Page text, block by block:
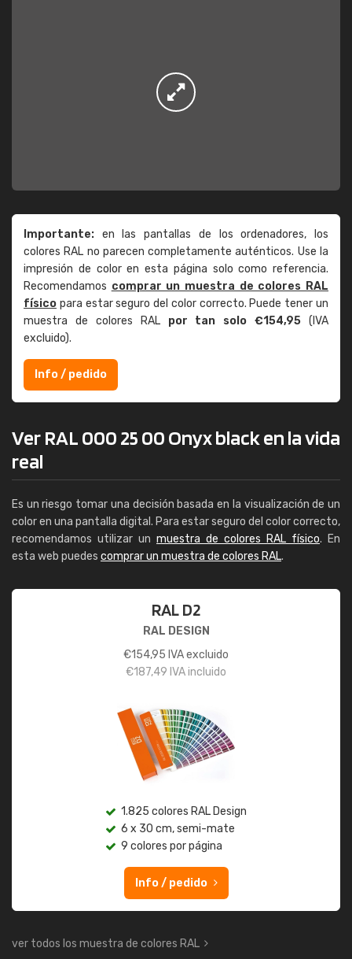
Importante: en las pantallas de los ordenadores, los
colores RAL no parecen completamente auténticos. Use la
impresión de color en esta página solo como referencia.
Recomendamos comprar un muestra de colores RAL
físico para estar seguro del color correcto. Puede tener un
muestra de colores RAL por tan solo €154,95 (IVA
excluido).
Info / pedido
Ver RAL 000 25 00 Onyx black en la vida
real
Es un riesgo tomar una decisión basada en la visualización de un
color en una pantalla digital. Para estar seguro del color correcto,
recomendamos utilizar un muestra de colores RAL físico. En
esta web puedes comprar un muestra de colores RAL.
RAL D2
RAL DESIGN
€154,95 IVA excluido
€187,49 IVA incluido
1.825 colores RAL Design
6 x 30 cm, semi-mate
9 colores por página
Info / pedido
ver todos los muestra de colores RAL